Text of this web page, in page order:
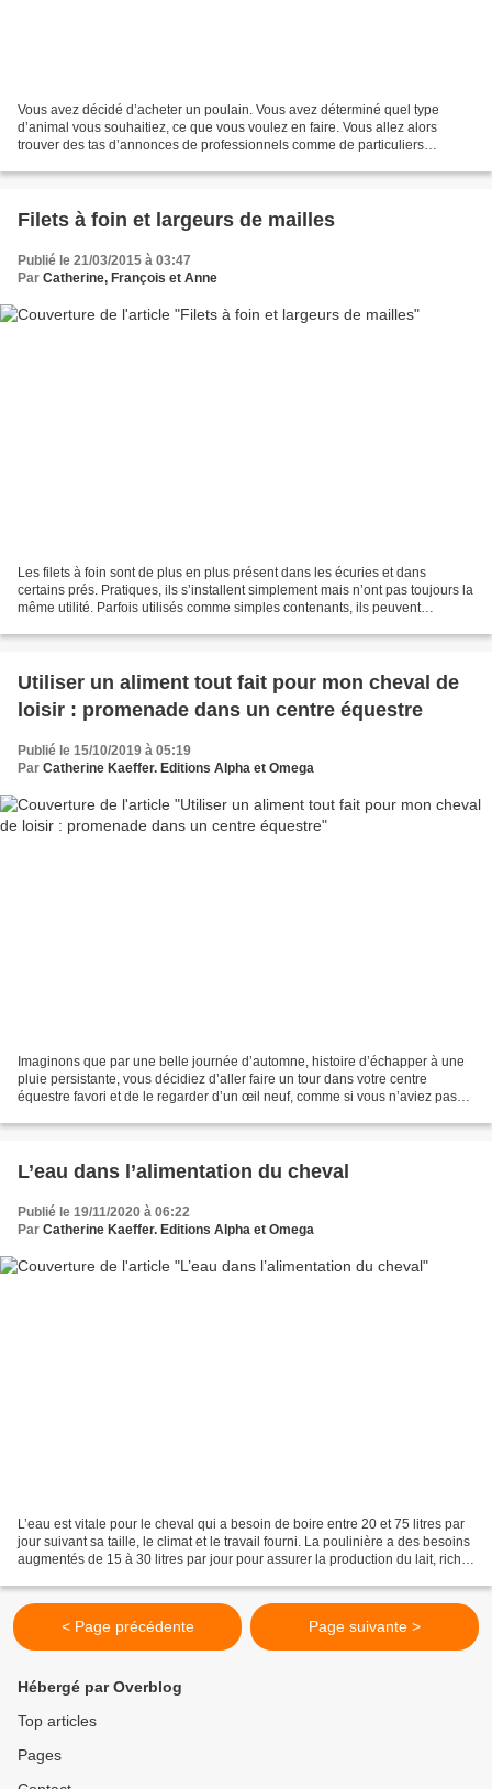
Vous avez décidé d’acheter un poulain. Vous avez déterminé quel type
d’animal vous souhaitiez, ce que vous voulez en faire. Vous allez alors
trouver des tas d’annonces de professionnels comme de particuliers
Filets à foin et largeurs de mailles
Publié le 21/03/2015 à 03:47
Par Catherine, François et Anne
Les filets à foin sont de plus en plus présent dans les écuries et dans
certains prés. Pratiques, ils s’installent simplement mais n’ont pas toujours la
même utilité. Parfois utilisés comme simples contenants, ils peuvent
Utiliser un aliment tout fait pour mon cheval de
loisir : promenade dans un centre équestre
Publié le 15/10/2019 à 05:19
Par Catherine Kaeffer. Editions Alpha et Omega
Imaginons que par une belle journée d’automne, histoire d’échapper à une
pluie persistante, vous décidiez d’aller faire un tour dans votre centre
équestre favori et de le regarder d’un œil neuf, comme si vous n’aviez pas
L’eau dans l’alimentation du cheval
Publié le 19/11/2020 à 06:22
Par Catherine Kaeffer. Editions Alpha et Omega
L’eau est vitale pour le cheval qui a besoin de boire entre 20 et 75 litres par
jour suivant sa taille, le climat et le travail fourni. La poulinière a des besoins
augmentés de 15 à 30 litres par jour pour assurer la production du lait, riche
< Page précédente Page suivante >
Hébergé par Overblog
Top articles
Pages